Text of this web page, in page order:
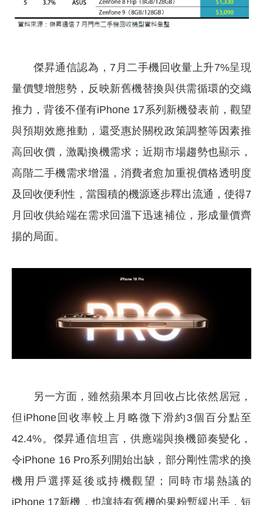
傑昇通信認為，7月二手機回收量上升7%呈現
量價雙增態勢，反映新舊機替換與供需循環的交織
推力，背後不僅有iPhone 17系列新機發表前，觀望
與預期效應推動，還受惠於關稅政策調整等因素推
高回收價，激勵換機需求；近期市場趨勢也顯示，
高階二手機需求增溫，消費者愈加重視價格透明度
及回收便利性，當囤積的機源逐步釋出流通，使得7
月回收供給端在需求回溫下迅速補位，形成量價齊
揚的局面。
另一方面，雖然蘋果本月回收占比依然居冠，
但iPhone回收率較上月略微下滑約3個百分點至
42.4%。傑昇通信坦言，供應端與換機節奏變化，
令iPhone 16 Pro系列開始出缺，部分剛性需求的換
機用戶選擇延後或持機觀望；同時市場熱議的
iPhone 17新機，也讓持有舊機的果粉暫緩出手，短